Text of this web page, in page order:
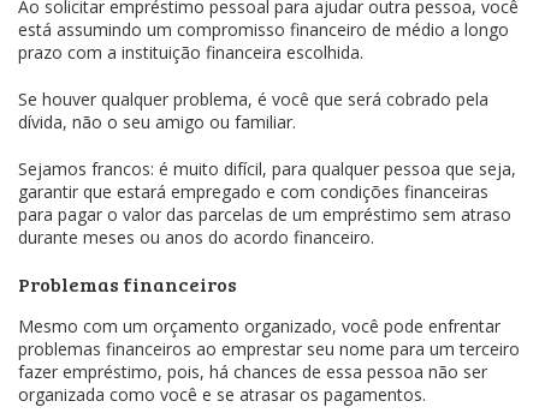
Ao solicitar empréstimo pessoal para ajudar outra pessoa, você
está assumindo um compromisso financeiro de médio a longo
prazo com a instituição financeira escolhida.
Se houver qualquer problema, é você que será cobrado pela
dívida, não o seu amigo ou familiar.
Sejamos francos: é muito difícil, para qualquer pessoa que seja,
garantir que estará empregado e com condições financeiras
para pagar o valor das parcelas de um empréstimo sem atraso
durante meses ou anos do acordo financeiro.
Problemas financeiros
Mesmo com um orçamento organizado, você pode enfrentar
problemas financeiros ao emprestar seu nome para um terceiro
fazer empréstimo, pois, há chances de essa pessoa não ser
organizada como você e se atrasar os pagamentos.